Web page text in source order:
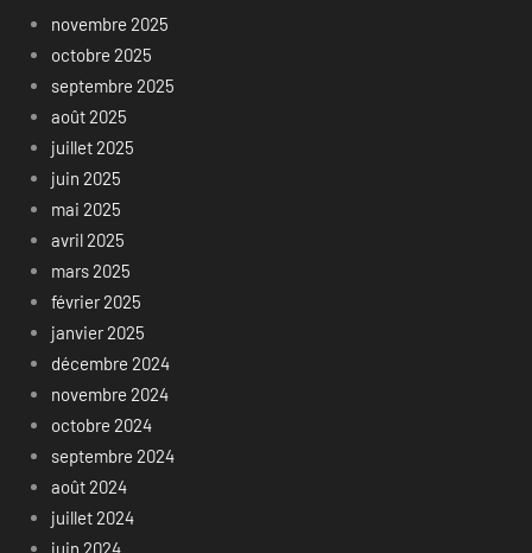
novembre 2025
octobre 2025
septembre 2025
août 2025
juillet 2025
juin 2025
mai 2025
avril 2025
mars 2025
février 2025
janvier 2025
décembre 2024
novembre 2024
octobre 2024
septembre 2024
août 2024
juillet 2024
juin 2024